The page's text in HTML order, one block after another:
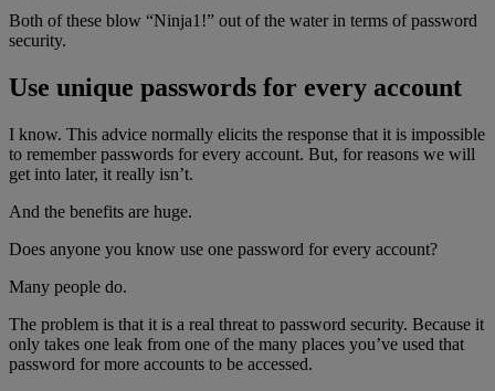
Both of these blow “Ninja1!” out of the water in terms of password
security.
Use unique passwords for every account
I know. This advice normally elicits the response that it is impossible
to remember passwords for every account. But, for reasons we will
get into later, it really isn’t.
And the benefits are huge.
Does anyone you know use one password for every account?
Many people do.
The problem is that it is a real threat to password security. Because it
only takes one leak from one of the many places you’ve used that
password for more accounts to be accessed.